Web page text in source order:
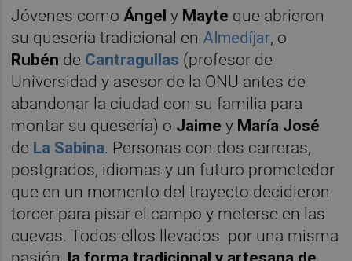
Jóvenes como Ángely Mayte que abrieron
su quesería tradicional en Almedíjar, o
Rubén de Cantragullas (profesor de
Universidad y asesor de la ONU antes de
abandonar la ciudad con su familia para
montar su quesería) o Jaimey María José
de La Sabina. Personas con dos carreras,
postgrados, idiomas y un futuro prometedor
que en un momento del trayecto decidieron
torcer para pisar el campo y meterse en las
cuevas. Todos ellos llevados por una misma